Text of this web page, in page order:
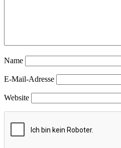
Name
E-Mail-Adresse
Website